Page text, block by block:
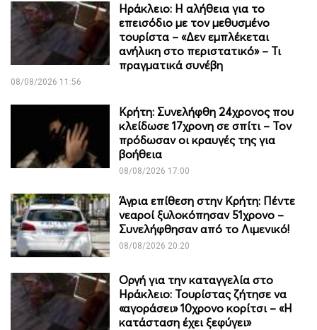
Ηράκλειο: Η αλήθεια για το
επεισόδιο με τον μεθυσμένο
τουρίστα – «Δεν εμπλέκεται
ανήλικη στο περιστατικό» – Τι
πραγματικά συνέβη
08/08/2026 11:56
Κρήτη: Συνελήφθη 24χρονος που
κλείδωσε 17χρονη σε σπίτι – Τον
πρόδωσαν οι κραυγές της για
βοήθεια
08/08/2026 17:00
Άγρια επίθεση στην Κρήτη: Πέντε
νεαροί ξυλοκόπησαν 51χρονο –
Συνελήφθησαν από το Λιμενικό!
08/08/2026 20:20
Οργή για την καταγγελία στο
Ηράκλειο: Τουρίστας ζήτησε να
«αγοράσει» 10χρονο κορίτσι – «Η
κατάσταση έχει ξεφύγει»